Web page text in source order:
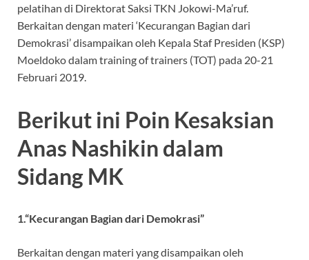
pelatihan di Direktorat Saksi TKN Jokowi-Ma’ruf.
Berkaitan dengan materi ‘Kecurangan Bagian dari
Demokrasi’ disampaikan oleh Kepala Staf Presiden (KSP)
Moeldoko dalam training of trainers (TOT) pada 20-21
Februari 2019.
Berikut ini Poin Kesaksian
Anas Nashikin dalam
Sidang MK
1.“Kecurangan Bagian dari Demokrasi”
Berkaitan dengan materi yang disampaikan oleh